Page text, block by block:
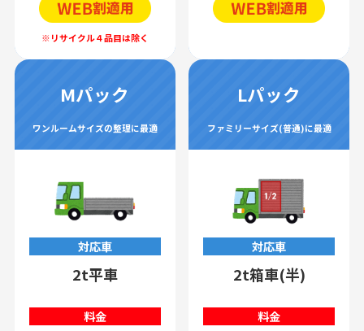
Mパック
ワンルームサイズの整理に最適
対応車
2t平車
料金
Lパック
ファミリーサイズ(普通)に最適
対応車
2t箱車(半)
料金